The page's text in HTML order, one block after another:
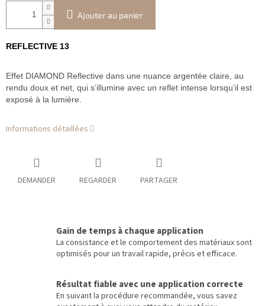
Ajouter au panier
REFLECTIVE 13
Effet DIAMOND Reflective dans une nuance argentée claire, au
rendu doux et net, qui s’illumine avec un reflet intense lorsqu’il est
exposé à la lumière.
Informations détaillées
DEMANDER REGARDER PARTAGER
Gain de temps à chaque application
La consistance et le comportement des matériaux sont
optimisés pour un travail rapide, précis et efficace.
Résultat fiable avec une application correcte
En suivant la procédure recommandée, vous savez